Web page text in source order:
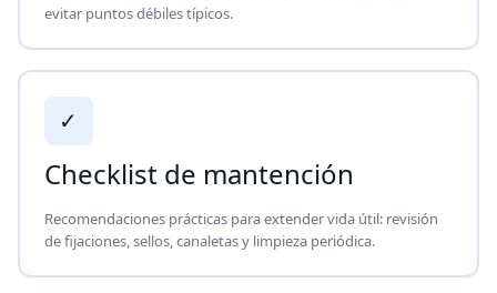
evitar puntos débiles típicos.
✓
Checklist de mantención
Recomendaciones prácticas para extender vida útil: revisión
de fijaciones, sellos, canaletas y limpieza periódica.